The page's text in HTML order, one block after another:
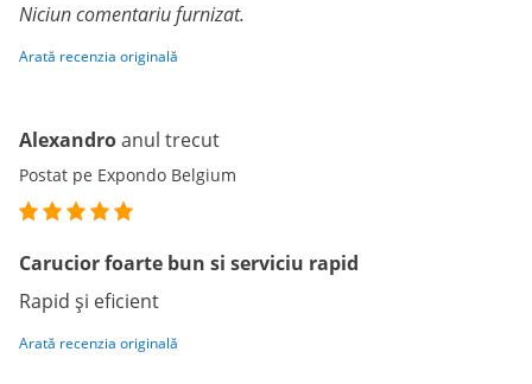
Niciun comentariu furnizat.
Arată recenzia originală
Alexandroanul trecut
Postat pe Expondo Belgium
Carucior foarte bun si serviciu rapid
Rapid și eficient
Arată recenzia originală